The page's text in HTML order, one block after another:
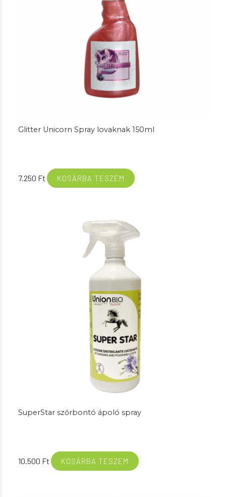
Glitter Unicorn Spray lovaknak 150ml
7.250 Ft KOSÁRBA TESZEM
SuperStar szőrbontó ápoló spray
10.500 Ft KOSÁRBA TESZEM